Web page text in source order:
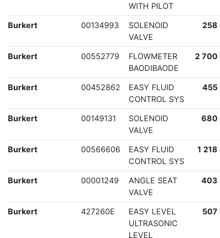
WITH PILOT
Burkert 00134993
SOLENOID
VALVE
258
Burkert 00552779
FLOWMETER
BAODIBAODE
2 700
Burkert 00452862
EASY FLUID
CONTROL SYS
455
Burkert 00149131
SOLENOID
VALVE
680
Burkert 00566606
EASY FLUID
CONTROL SYS
1 218
Burkert 00001249
ANGLE SEAT
VALVE
403
Burkert 427260E
EASY LEVEL
ULTRASONIC
LEVEL
507